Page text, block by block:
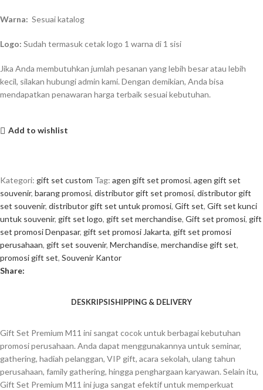
Warna: Sesuai katalog
Logo: Sudah termasuk cetak logo 1 warna di 1 sisi
Jika Anda membutuhkan jumlah pesanan yang lebih besar atau lebih
kecil, silakan hubungi admin kami. Dengan demikian, Anda bisa
mendapatkan penawaran harga terbaik sesuai kebutuhan.
Add to wishlist
Kategori: gift set custom Tag: agen gift set promosi, agen gift set
souvenir, barang promosi, distributor gift set promosi, distributor gift
set souvenir, distributor gift set untuk promosi, Gift set, Gift set kunci
untuk souvenir, gift set logo, gift set merchandise, Gift set promosi, gift
set promosi Denpasar, gift set promosi Jakarta, gift set promosi
perusahaan, gift set souvenir, Merchandise, merchandise gift set,
promosi gift set, Souvenir Kantor
Share:
DESKRIPSISHIPPING & DELIVERY
Gift Set Premium M11 ini sangat cocok untuk berbagai kebutuhan
promosi perusahaan. Anda dapat menggunakannya untuk seminar,
gathering, hadiah pelanggan, VIP gift, acara sekolah, ulang tahun
perusahaan, family gathering, hingga penghargaan karyawan. Selain itu,
Gift Set Premium M11 ini juga sangat efektif untuk memperkuat